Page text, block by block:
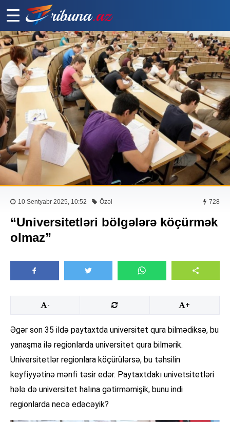
10 Sentyabr 2025, 10:52 Özəl 728
“Universitetləri bölgələrə köçürmək
olmaz”
- +
Əgər son 35 ildə paytaxtda universitet qura bilmədiksə, bu
yanaşma ilə regionlarda universitet qura bilmərik.
Universitetlər regionlara köçürülərsə, bu təhsilin
keyfiyyətinə mənfi təsir edər. Paytaxtdakı univetsitetləri
hələ də universitet halına gətirməmişik, bunu indi
regionlarda necə edəcəyik?